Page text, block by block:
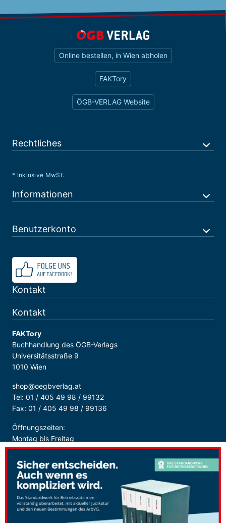
Online bestellen, in Wien abholen
FAKTory
ÖGB-VERLAG Website
Rechtliches
* Inklusive MwSt.
Informationen
Benutzerkonto
Kontakt
Kontakt
FAKTory
Buchhandlung des ÖGB-Verlags
Universitätsstraße 9
1010 Wien
shop@oegbverlag.at
Tel: 01 / 405 49 98 / 99132
Fax: 01 / 405 49 98 / 99136
Öffnungszeiten:
Montag bis Freitag
9:00 - 18:00 Uhr
durchgehend
Sicher Bezahlen: